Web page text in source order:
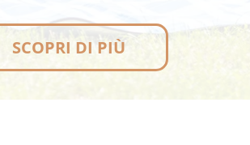
SCOPRI DI PIÙ